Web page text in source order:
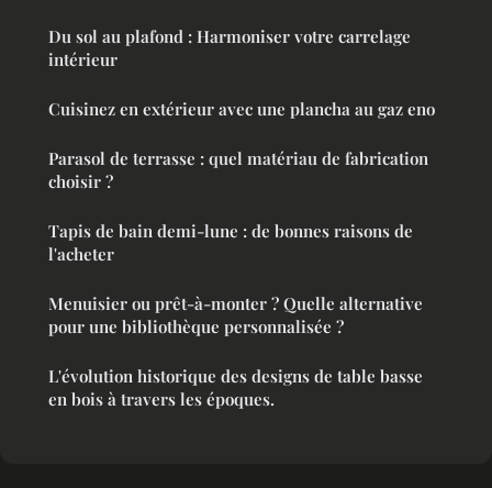
Du sol au plafond : Harmoniser votre carrelage
intérieur
Cuisinez en extérieur avec une plancha au gaz eno
Parasol de terrasse : quel matériau de fabrication
choisir ?
Tapis de bain demi-lune : de bonnes raisons de
l'acheter
Menuisier ou prêt-à-monter ? Quelle alternative
pour une bibliothèque personnalisée ?
L'évolution historique des designs de table basse
en bois à travers les époques.